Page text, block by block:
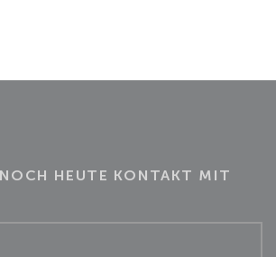
HEUTE KONTAKT MIT